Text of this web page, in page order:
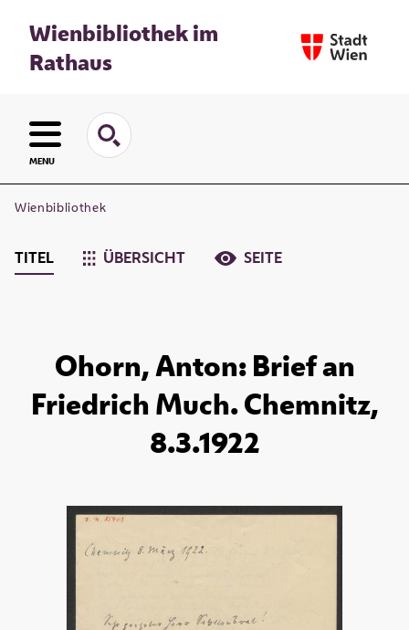
Wienbibliothek im
Rathaus
MENU
Wienbibliothek
TITEL ÜBERSICHT SEITE
Ohorn, Anton: Brief an
Friedrich Much. Chemnitz,
8.3.1922